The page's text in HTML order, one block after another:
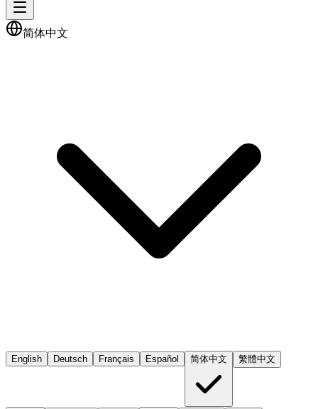
简体中文
English Deutsch Français Español 简体中文 繁體中文